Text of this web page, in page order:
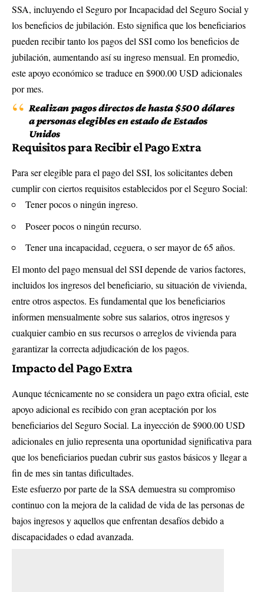
SSA, incluyendo el Seguro por Incapacidad del Seguro Social y
los beneficios de jubilación. Esto significa que los beneficiarios
pueden recibir tanto los pagos del SSI como los beneficios de
jubilación, aumentando así su ingreso mensual. En promedio,
este apoyo económico se traduce en $900.00 USD adicionales
por mes.
Realizan pagos directos de hasta $500 dólares
a personas elegibles en estado de Estados
Unidos
Requisitos para Recibir el Pago Extra
Para ser elegible para el pago del SSI, los solicitantes deben
cumplir con ciertos requisitos establecidos por el Seguro Social:
Tener pocos o ningún ingreso.
Poseer pocos o ningún recurso.
Tener una incapacidad, ceguera, o ser mayor de 65 años.
El monto del pago mensual del SSI depende de varios factores,
incluidos los ingresos del beneficiario, su situación de vivienda,
entre otros aspectos. Es fundamental que los beneficiarios
informen mensualmente sobre sus salarios, otros ingresos y
cualquier cambio en sus recursos o arreglos de vivienda para
garantizar la correcta adjudicación de los pagos.
Impacto del Pago Extra
Aunque técnicamente no se considera un pago extra oficial, este
apoyo adicional es recibido con gran aceptación por los
beneficiarios del Seguro Social. La inyección de $900.00 USD
adicionales en julio representa una oportunidad significativa para
que los beneficiarios puedan cubrir sus gastos básicos y llegar a
fin de mes sin tantas dificultades.
Este esfuerzo por parte de la SSA demuestra su compromiso
continuo con la mejora de la calidad de vida de las personas de
bajos ingresos y aquellos que enfrentan desafíos debido a
discapacidades o edad avanzada.